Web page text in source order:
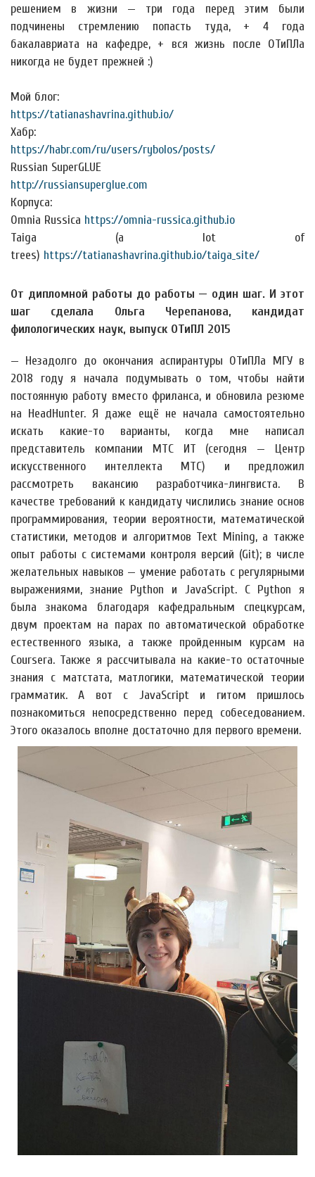
решением в жизни — три года перед этим были
подчинены стремлению попасть туда, + 4 года
бакалавриата на кафедре, + вся жизнь после ОТиПЛа
никогда не будет прежней :)
Мой блог:
https://tatianashavrina.github.io/
Хабр:
https://habr.com/ru/users/rybolos/posts/
Russian SuperGLUE
http://russiansuperglue.com
Корпуса:
Omnia Russica https://omnia-russica.github.io
Taiga (a lot of
trees) https://tatianashavrina.github.io/taiga_site/
От дипломной работы до работы — один шаг. И этот
шаг сделала Ольга Черепанова, кандидат
филологических наук, выпуск ОТиПЛ 2015
— Незадолго до окончания аспирантуры ОТиПЛа МГУ в
2018 году я начала подумывать о том, чтобы найти
постоянную работу вместо фриланса, и обновила резюме
на HeadHunter. Я даже ещё не начала самостоятельно
искать какие-то варианты, когда мне написал
представитель компании МТС ИТ (сегодня — Центр
искусственного интеллекта МТС) и предложил
рассмотреть вакансию разработчика-лингвиста. В
качестве требований к кандидату числились знание основ
программирования, теории вероятности, математической
статистики, методов и алгоритмов Text Mining, а также
опыт работы с системами контроля версий (Git); в числе
желательных навыков — умение работать с регулярными
выражениями, знание Python и JavaScript. С Python я
была знакома благодаря кафедральным спецкурсам,
двум проектам на парах по автоматической обработке
естественного языка, а также пройденным курсам на
Courserа. Также я рассчитывала на какие-то остаточные
знания с матстата, матлогики, математической теории
грамматик. А вот с JavaScript и гитом пришлось
познакомиться непосредственно перед собеседованием.
Этого оказалось вполне достаточно для первого времени.